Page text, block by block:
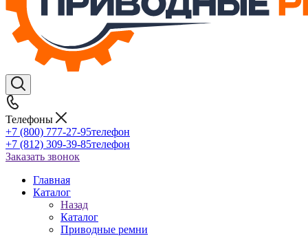
Телефоны
+7 (800) 777-27-95телефон
+7 (812) 309-39-85телефон
Заказать звонок
Главная
Каталог
Назад
Каталог
Приводные ремни